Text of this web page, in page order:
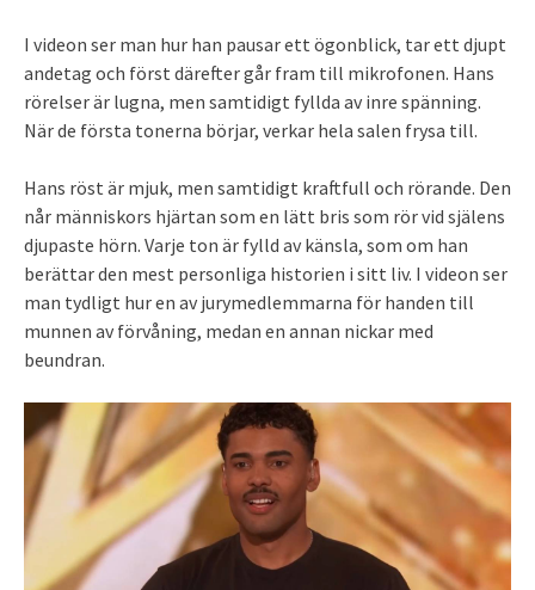
I videon ser man hur han pausar ett ögonblick, tar ett djupt
andetag och först därefter går fram till mikrofonen. Hans
rörelser är lugna, men samtidigt fyllda av inre spänning.
När de första tonerna börjar, verkar hela salen frysa till.
Hans röst är mjuk, men samtidigt kraftfull och rörande. Den
når människors hjärtan som en lätt bris som rör vid själens
djupaste hörn. Varje ton är fylld av känsla, som om han
berättar den mest personliga historien i sitt liv. I videon ser
man tydligt hur en av jurymedlemmarna för handen till
munnen av förvåning, medan en annan nickar med
beundran.